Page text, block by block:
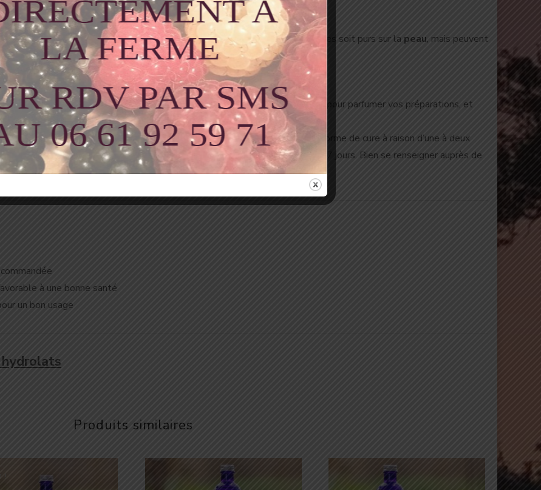
vrais propriétés cosmétiques, les hydrolats ou eaux florales sont utilisables soit purs sur la peau, mais peuvent
cosmétiquesmaison.
ou de l’eau plate. Certaines plantes sont très agréables et gustatives pour parfumer vos préparations, et
lesbienfaitsdes plantes en tant que complément alimentaire sous forme de cure à raison d’une à deux
dilués dans de l’eau, pendant maximum 21 jours avec une pause de 7 jours. Bien se renseigner auprès de
naturopathe, pharmacien…)
à une bonne santé
un bon usage
Produits similaires
!